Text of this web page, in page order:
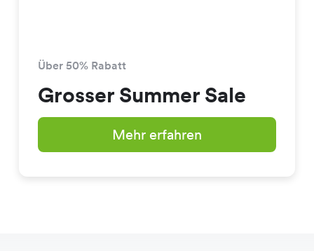
Über 50% Rabatt
Grosser Summer Sale
Mehr erfahren